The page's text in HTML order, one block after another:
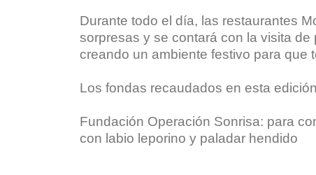
Durante todo el día, las restaurantes
sorpresas y se contará con la visita
creando un ambiente festivo para que
Los fondas recaudados en esta
Fundación Operación Sonrisa: para
con labio leporino y paladar hendido